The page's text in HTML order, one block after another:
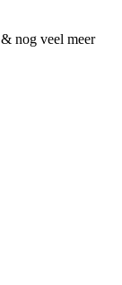
nog veel meer